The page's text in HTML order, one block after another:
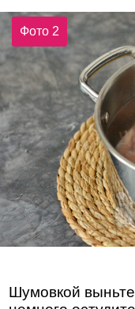
Фото 2
Шумовкой